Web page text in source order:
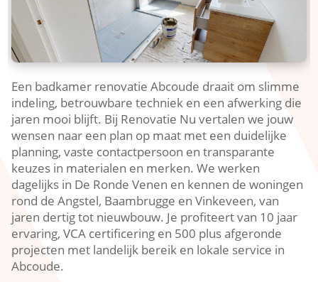
Een badkamer renovatie Abcoude draait om slimme
indeling, betrouwbare techniek en een afwerking die
jaren mooi blijft.​ Bij Renovatie Nu vertalen we jouw
wensen naar een plan op maat met een duidelijke
planning, vaste contactpersoon en transparante
keuzes in materialen en merken.​ We werken
dagelijks in De Ronde Venen en kennen de woningen
rond de Angstel, Baambrugge en Vinkeveen, van
jaren dertig tot nieuwbouw.​ Je profiteert van 10 jaar
ervaring, VCA certificering en 500 plus afgeronde
projecten met landelijk bereik en lokale service in
Abcoude.​